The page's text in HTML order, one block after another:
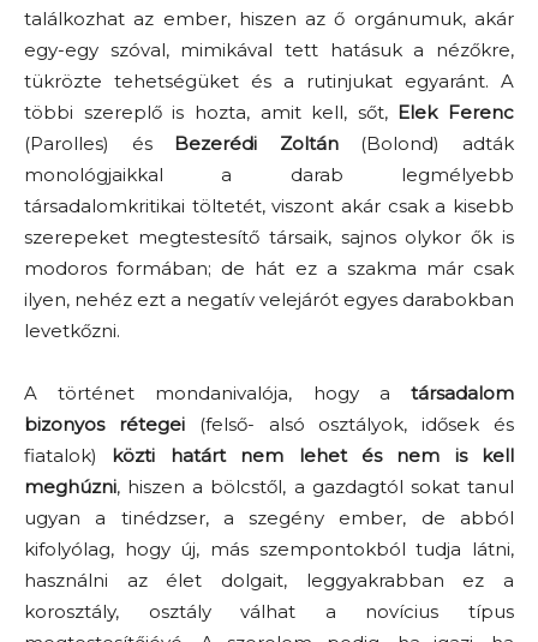
találkozhat az ember, hiszen az ő orgánumuk, akár
egy-egy szóval, mimikával tett hatásuk a nézőkre,
tükrözte tehetségüket és a rutinjukat egyaránt. A
többi szereplő is hozta, amit kell, sőt, Elek Ferenc
(Parolles) és Bezerédi Zoltán(Bolond) adták
monológjaikkal a darab legmélyebb
társadalomkritikai töltetét, viszont akár csak a kisebb
szerepeket megtestesítő társaik, sajnos olykor ők is
modoros formában; de hát ez a szakma már csak
ilyen, nehéz ezt a negatív velejárót egyes darabokban
levetkőzni.
A történet mondanivalója, hogy a társadalom
bizonyos rétegei(felső- alsó osztályok, idősek és
fiatalok) közti határt nem lehet és nem is kell
meghúzni, hiszen a bölcstől, a gazdagtól sokat tanul
ugyan a tinédzser, a szegény ember, de abból
kifolyólag, hogy új, más szempontokból tudja látni,
használni az élet dolgait, leggyakrabban ez a
korosztály, osztály válhat a novícius típus